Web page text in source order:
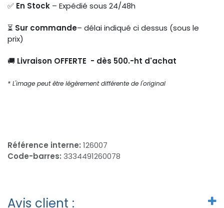
✅ En Stock – Expédié sous 24/48h
⏳ Sur commande– délai indiqué ci dessus (sous le
prix)
🚚 Livraison OFFERTE - dès 500.-ht d'achat
* L'image peut être légèrement différente de l'original
Référence interne: 126007
Code-barres: 3334491260078
Avis client :